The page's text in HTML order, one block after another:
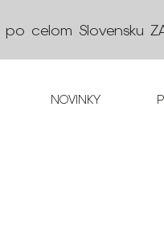
po celom Slovensku
NOVINKY